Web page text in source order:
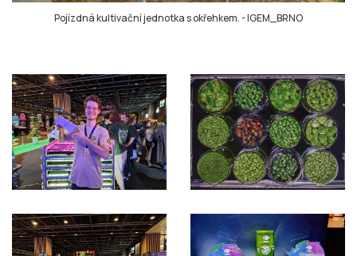
Pojízdná kultivační jednotka s okřehkem.-IGEM_BRNO